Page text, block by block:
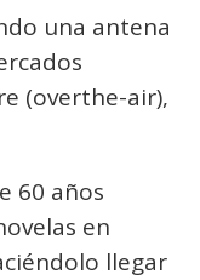
una antena
(overthe-air),
60 años
en
llegar